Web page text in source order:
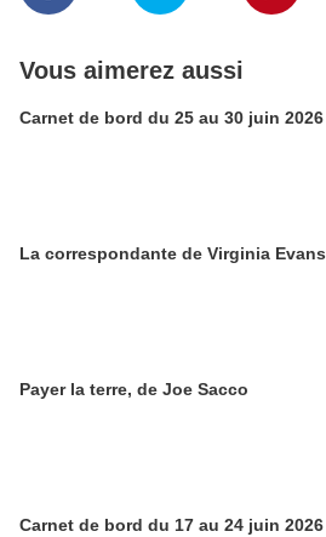
Vous aimerez aussi
Carnet de bord du 25 au 30 juin 2026
La correspondante de Virginia Evans
Payer la terre, de Joe Sacco
Carnet de bord du 17 au 24 juin 2026